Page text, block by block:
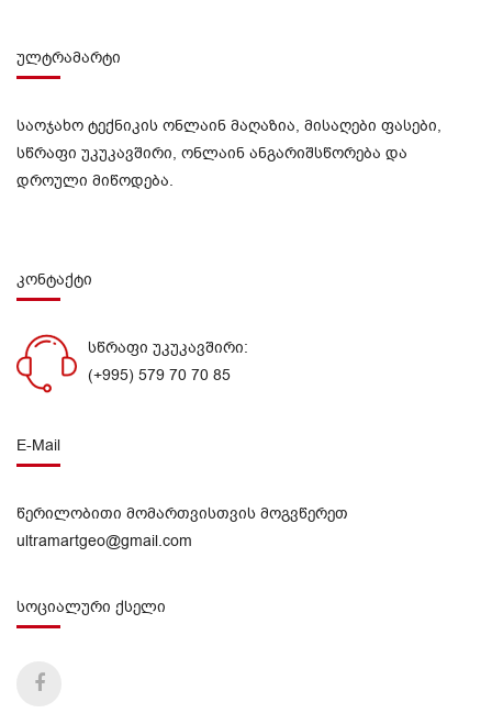
ულტრამარტი
საოჯახო ტექნიკის ონლაინ მაღაზია, მისაღები ფასები,
სწრაფი უკუკავშირი, ონლაინ ანგარიშსწორება და
დროული მიწოდება.
კონტაქტი
სწრაფი უკუკავშირი:
(+995) 579 70 70 85
E-Mail
წერილობითი მომართვისთვის მოგვწერეთ
ultramartgeo@gmail.com
სოციალური ქსელი